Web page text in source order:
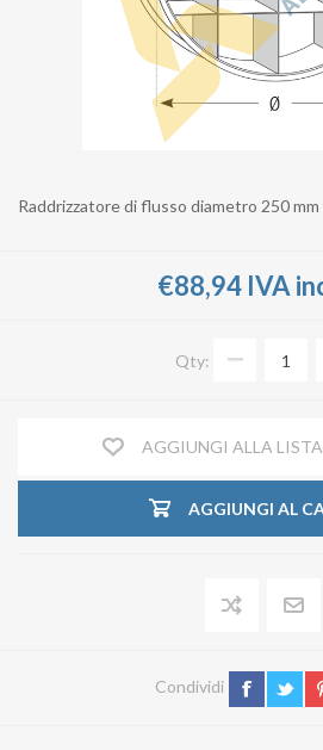
Raddrizzatore di flusso diametro 250 mm
€88,94 IVA
Qty:
AGGIUNGI ALLA LISTA
AGGIUNGI AL
Condividi